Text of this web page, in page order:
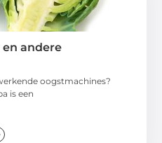
andere
oogstmachines?
is een